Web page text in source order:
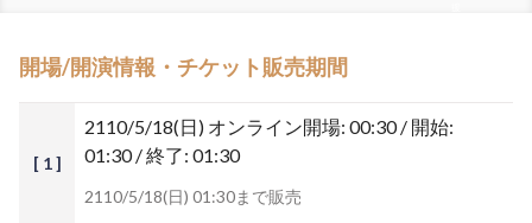
開場/開演情報・チケット販売期間
[ 1 ]
2110/5/18(日) オンライン開場: 00:30 / 開始:
01:30 / 終了: 01:30
2110/5/18(日) 01:30まで販売